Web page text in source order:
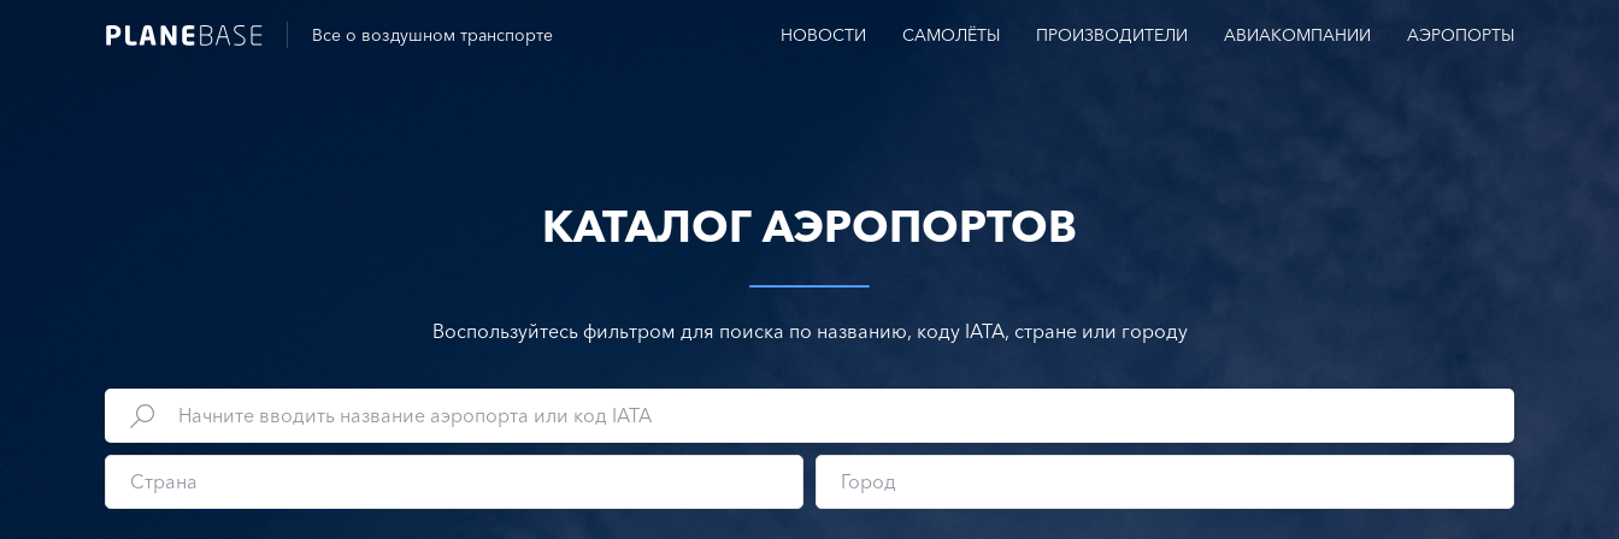
Все о воздушном транспорте НОВОСТИ САМОЛЁТЫ ПРОИЗВОДИТЕЛИ АВИАКОМПАНИИ АЭРОПОРТЫ
КАТАЛОГ АЭРОПОРТОВ
Воспользуйтесь фильтром для поиска по названию, коду IATA, стране или городу